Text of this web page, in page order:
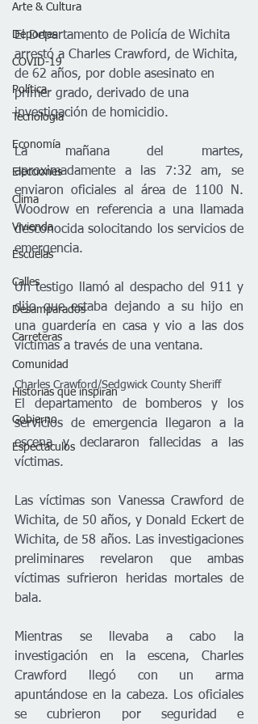
Arte & Cultura
Deportes
COVID-19
Política
Tecnología
Economía
Elecciones
Clima
Vivienda
Escuelas
Calles
Desamparados
Carreteras
Comunidad
Historias que inspiran
Gobierno
Espectáculos
El Departamento de Policía de Wichita
arrestó a Charles Crawford, de Wichita,
de 62 años, por doble asesinato en
primer grado, derivado de una
investigación de homicidio.
La mañana del martes,
aproximadamente a las 7:32 am, se
enviaron oficiales al área de 1100 N.
Woodrow en referencia a una llamada
desconocida solocitando los servicios de
emergencia.
Un testigo llamó al despacho del 911 y
dijo que estaba dejando a su hijo en
una guardería en casa y vio a las dos
víctimas a través de una ventana.
Charles Crawford/Sedgwick County Sheriff
El departamento de bomberos y los
servicios de emergencia llegaron a la
escena y declararon fallecidas a las
víctimas.
Las víctimas son Vanessa Crawford de
Wichita, de 50 años, y Donald Eckert de
Wichita, de 58 años. Las investigaciones
preliminares revelaron que ambas
víctimas sufrieron heridas mortales de
bala.
Mientras se llevaba a cabo la
investigación en la escena, Charles
Crawford llegó con un arma
apuntándose en la cabeza. Los oficiales
se cubrieron por seguridad e